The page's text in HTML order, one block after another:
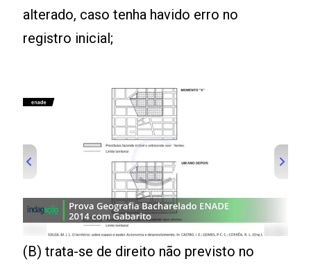
alterado, caso tenha havido erro no
registro inicial;
(B) trata-se de direito não previsto no